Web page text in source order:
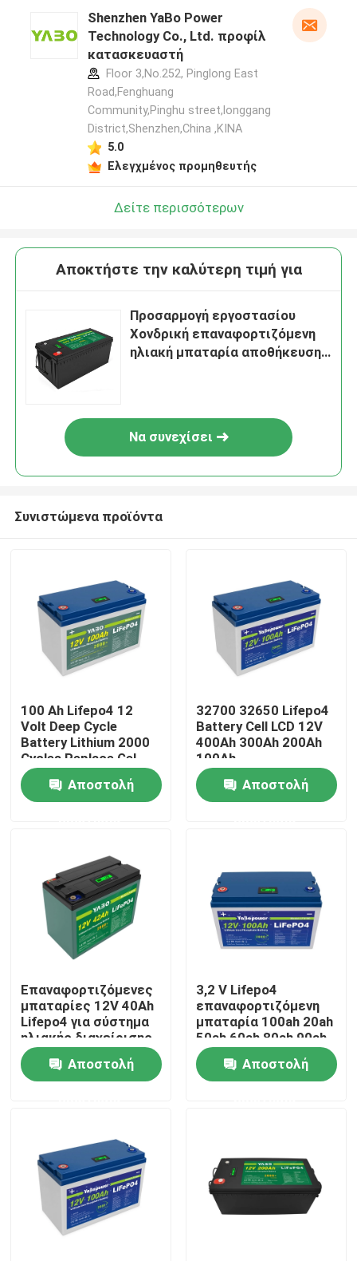
Σπίτι
Βίντεο
Σχετικά με εμάς
Επισκέψεις στο εργοστάσιο
Έλεγχος ποιότητας
Ειδήσεις
Ζητήστε μια προσφορά
Shenzhen YaBo Power
Technology Co., Ltd. προφίλ
κατασκευαστή
Floor 3,No.252, Pinglong East
Road,Fenghuang
Community,Pinghu street,longgang
District,Shenzhen,China ,ΚΙΝΑ
5.0
Ελεγχμένος προμηθευτής
Δείτε περισσότερων
Αποκτήστε την καλύτερη τιμή για
Προσαρμογή εργοστασίου
Χονδρική επαναφορτιζόμενη
ηλιακή μπαταρία αποθήκευσης
Να συνεχίσει
Συνιστώμενα προϊόντα
100 Ah Lifepo4 12
Volt Deep Cycle
Battery Lithium 2000
Cycles Replace Gel
Αποστολή
32700 32650 Lifepo4
Battery Cell LCD 12V
400Ah 300Ah 200Ah
100Ah
Αποστολή
Επαναφορτιζόμενες
μπαταρίες 12V 40Ah
Lifepo4 για σύστημα
ηλιακής διαχείρισης
Αποστολή
3,2 V Lifepo4
επαναφορτιζόμενη
μπαταρία 100ah 20ah
50ah 60ah 80ah 90ah
280Ah Caravan
Αποστολή